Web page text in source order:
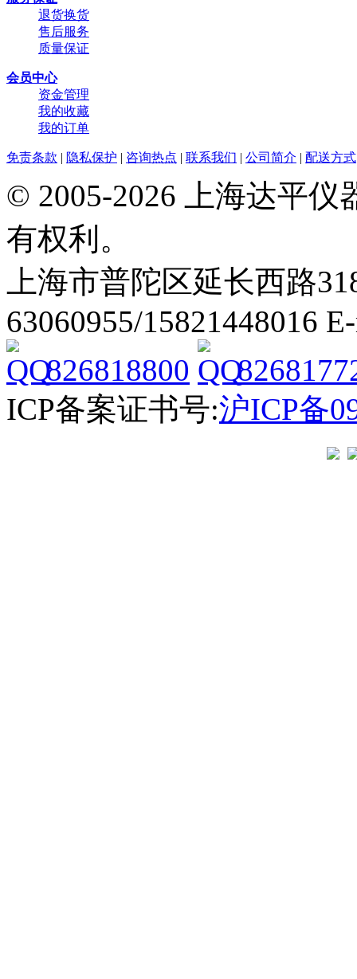
退货换货
售后服务
质量保证
会员中心
资金管理
我的收藏
我的订单
免责条款 | 隐私保护 | 咨询热点 | 联系我们 | 公司简介 | 配送方式
© 2005-2026 上海达平
有权利。
上海市普陀区延长西路
63060955/15821448016
826818800
ICP备案证书号:沪ICP备